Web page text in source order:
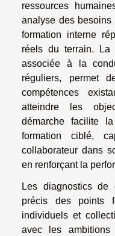
ressources
analyse des
formation interne
réels du terrain. La
associée à la
réguliers, permet
compétences
atteindre les
démarche facilite
formation ciblé,
collaborateur dans
en renforçant la
Les diagnostics de
précis des points
individuels et
avec les ambitions